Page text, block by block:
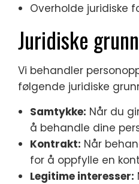
Overholde juridiske
Juridiske
Vi behandler
følgende juridiske
Samtykke: Når du
å behandle dine
Kontrakt: Når
for å oppfylle en
Legitime interesser: